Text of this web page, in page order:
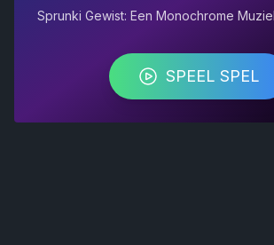
Sprunki Gewist: Een Monochrome
SPEEL SPEL